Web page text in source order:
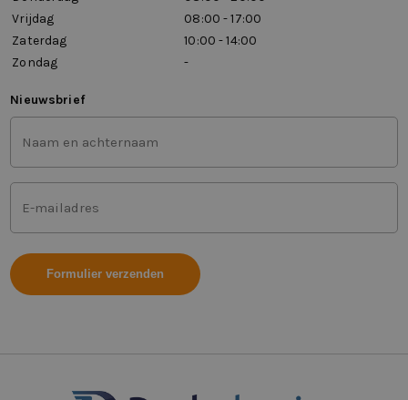
Vrijdag
08:00 - 17:00
Zaterdag
10:00 - 14:00
Zondag
-
Nieuwsbrief
en
achternaam
(Vereist)
(Vereist)